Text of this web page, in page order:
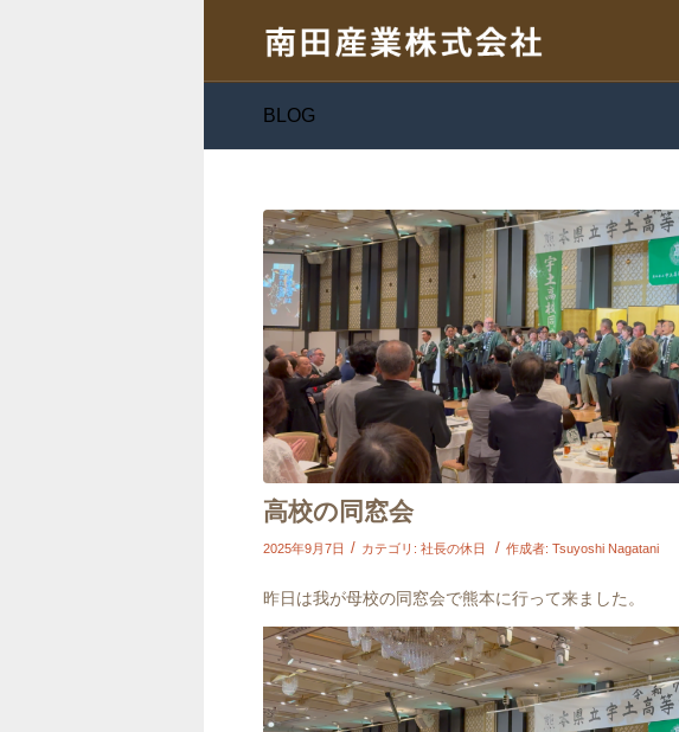
BLOG
高校の同窓会
2025年9月7日 / カテゴリ: 社長の休日 / 作成者: Tsuyoshi Nagatani
昨日は我が母校の同窓会で熊本に行って来ました。